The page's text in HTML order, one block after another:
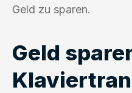
Geld zu sparen.
Geld